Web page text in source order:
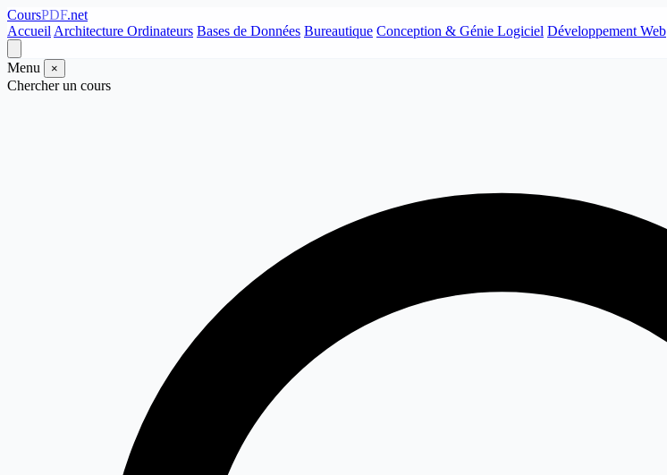
CoursPDF.net
Accueil Architecture Ordinateurs Bases de Données Bureautique Conception & Génie Logiciel Développement Web
Menu ×
Chercher un cours